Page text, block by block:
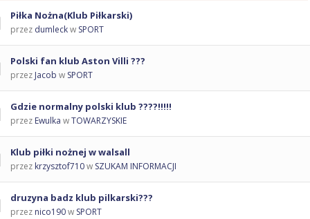
Piłka Nożna(Klub Piłkarski)
przez dumleckw SPORT
Polski fan klub Aston Villi ???
przez Jacob w SPORT
Gdzie normalny polski klub ????!!!!!
przez Ewulka wTOWARZYSKIE
Klub piłki nożnej w walsall
przez krzysztof710w SZUKAM INFORMACJI
druzyna badz klub pilkarski???
przez nico190w SPORT